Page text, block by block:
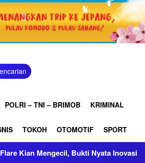
POLRI – TNI – BRIMOB KRIMINAL
TOKOH OTOMOTIF SPORT
Inovasi Pertamina Patra Niaga